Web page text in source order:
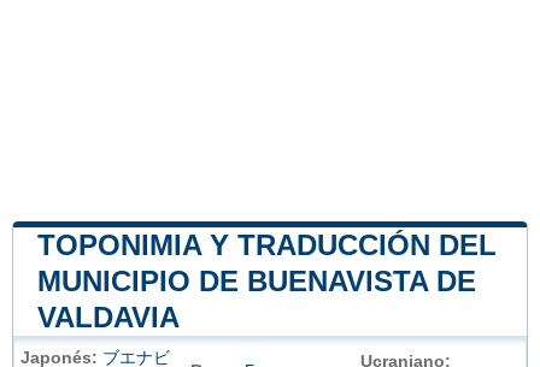
TOPONIMIA Y TRADUCCIÓN DEL
MUNICIPIO DE BUENAVISTA DE
VALDAVIA
Japonés: ブエナビ Ucraniano: